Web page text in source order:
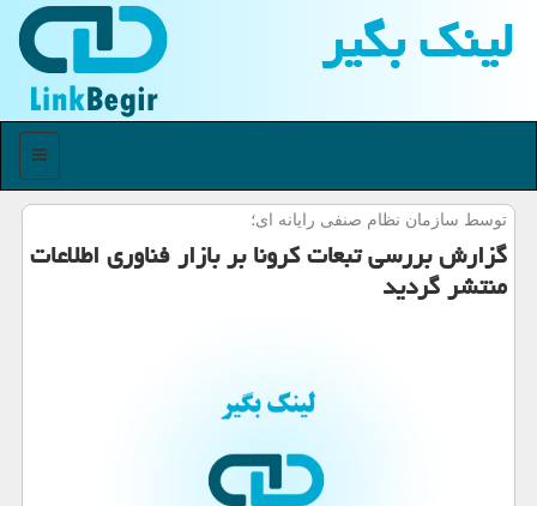
لینك بگیر
منو
توسط سازمان نظام صنفی رایانه ای؛
گزارش بررسی تبعات كرونا بر بازار فناوری اطلاعات
منتشر گردید